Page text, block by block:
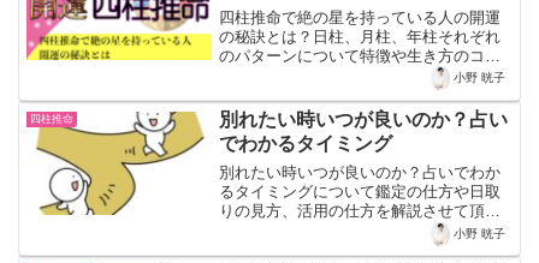
四柱推命で絶の星を持っている人の開運
の秘訣とは？日柱、月柱、年柱それぞれ
のパターンについて特徴や生き方のコツ
小野 晄子
四柱推命
別れたい時いつが良いのか？占い
でわかるタイミング
別れたい時いつが良いのか？占いでわか
るタイミングについて鑑定の仕方や日取
りの見方、活用の仕方を解説させて頂い
小野 晄子